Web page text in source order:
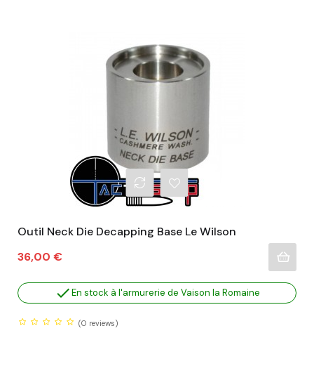
Outil Neck Die Decapping Base Le Wilson
Prix
36,00 €
En stock à l'armurerie de Vaison la Romaine
(0 reviews)